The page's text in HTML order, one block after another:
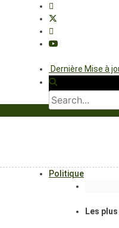
Dernière Mise à
Politique
Les